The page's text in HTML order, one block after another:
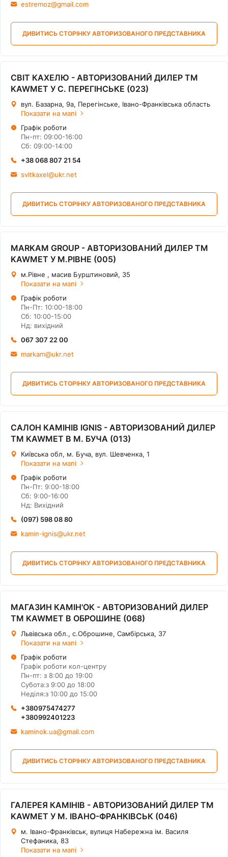
estremoz@gmail.com
ДИВИТИСЬ СТОРІНКУ АВТОРИЗОВАНОГО ПРЕДСТАВНИКА
СВІТ КАХЕЛЮ - АВТОРИЗОВАНИЙ ДИЛЕР ТМ
KAWMET У С. ПЕРЕГІНСЬКЕ (023)
вул. Базарна, 9а, Перегінське, Івано-Франківська область
Показати на мапі
Графік роботи
Пн-пт: 09:00-16:00
Сб: 09:00-14:00
+38 068 807 21 54
svitkaxel@ukr.net
ДИВИТИСЬ СТОРІНКУ АВТОРИЗОВАНОГО ПРЕДСТАВНИКА
MARKAM GROUP - АВТОРИЗОВАНИЙ ДИЛЕР ТМ
KAWMET У М.РІВНЕ (005)
м.Рівне , масив Бурштиновий, 35
Показати на мапі
Графік роботи
Пн-Пт: 10:00-18:00
Сб: 10:00-15:00
Нд: вихідний
067 307 22 00
markam@ukr.net
ДИВИТИСЬ СТОРІНКУ АВТОРИЗОВАНОГО ПРЕДСТАВНИКА
САЛОН КАМІНІВ IGNIS - АВТОРИЗОВАНИЙ ДИЛЕР
ТМ KAWMET В М. БУЧА (013)
Київська обл, м. Буча, вул. Шевченка, 1
Показати на мапі
Графік роботи
Пн-Пт: 9:00-18:00
Сб: 9:00-16:00
Нд: Вихідний
(097) 598 08 80
kamin-ignis@ukr.net
ДИВИТИСЬ СТОРІНКУ АВТОРИЗОВАНОГО ПРЕДСТАВНИКА
МАГАЗИН КАМІН'ОК - АВТОРИЗОВАНИЙ ДИЛЕР
ТМ KAWMET В ОБРОШИНЕ (068)
Львівська обл., с.Оброшине, Самбірська, 37
Показати на мапі
Графік роботи
Графік роботи кол-центру
Пн-пт: з 8:00 до 19:00
Субота:з 9:00 до 18:00
Неділя:з 10:00 до 15:00
+380975474277
+380992401223
kaminok.ua@gmail.com
ДИВИТИСЬ СТОРІНКУ АВТОРИЗОВАНОГО ПРЕДСТАВНИКА
ГАЛЕРЕЯ КАМІНІВ - АВТОРИЗОВАНИЙ ДИЛЕР ТМ
KAWMET У М. ІВАНО-ФРАНКІВСЬК (046)
м. Івано-Франківськ, вулиця Набережна ім. Василя
Стефаника, 83
Показати на мапі